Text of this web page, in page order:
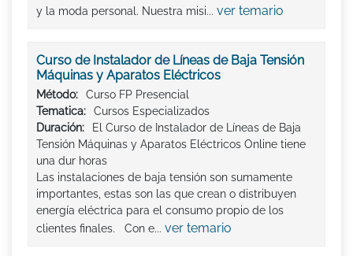
y la moda personal. Nuestra misi... ver temario
Curso de Instalador de Líneas de Baja Tensión
Máquinas y Aparatos Eléctricos
Método:
Curso FP Presencial
Tematica:
Cursos Especializados
Duración:
El Curso de Instalador de Líneas de Baja
Tensión Máquinas y Aparatos Eléctricos Online tiene
una dur horas
Las instalaciones de baja tensión son sumamente
importantes, estas son las que crean o distribuyen
energía eléctrica para el consumo propio de los
clientes finales. Con e... ver temario